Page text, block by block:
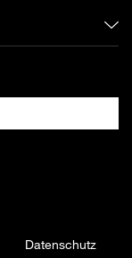
Datenschutz